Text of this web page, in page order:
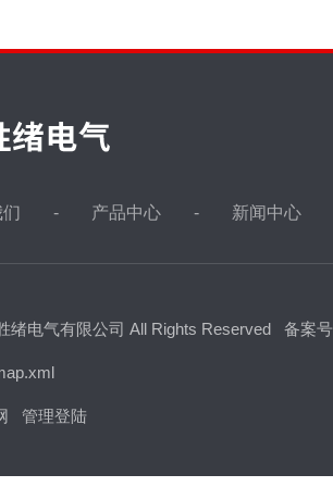
产品中心 新闻中心
绪电气有限公司 All Rights Reserved 备案
管理登陆